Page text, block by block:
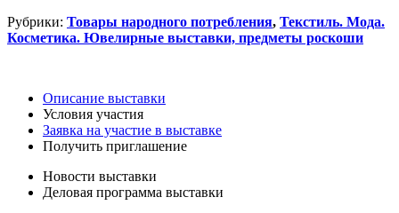
Рубрики: Товары народного потребления, Текстиль. Мода.
Косметика. Ювелирные выставки, предметы роскоши
Описание выставки
Условия участия
Заявка на участие в выставке
Получить приглашение
Новости выставки
Деловая программа выставки